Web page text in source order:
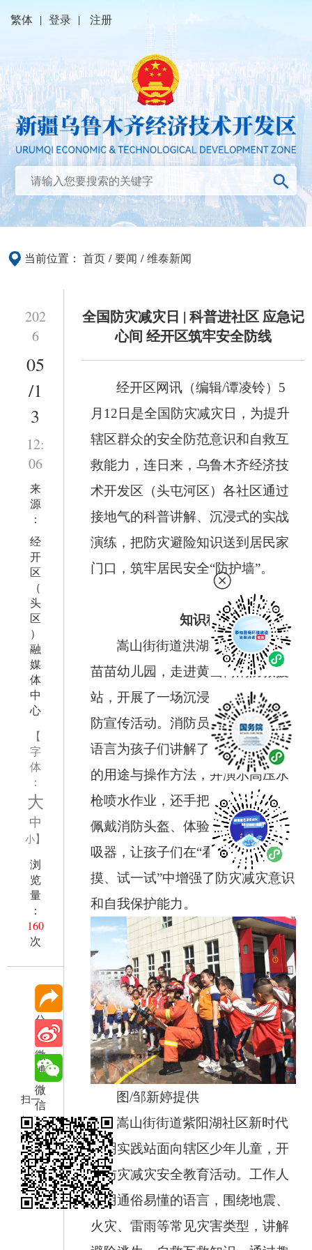
繁体 | 登录 | 注册
当前位置： 首页 /要闻 /维泰新闻
202
6
05
/1
3
12:
06
来
源
：
经
开
区
（
头
区
）
融
媒
体
中
心
【
字
体
：
大
中
小】
浏
览
量
：
160
次
分
享
微
博
微
信
扫一
扫在
手机
打开
当前
页
全国防灾减灾日 | 科普进社区 应急记
心间 经开区筑牢安全防线
经开区网讯（编辑/谭凌铃）5
月12日是全国防灾减灾日，为提升
辖区群众的安全防范意识和自救互
救能力，连日来，乌鲁木齐经济技
术开发区（头屯河区）各社区通过
接地气的科普讲解、沉浸式的实战
演练，把防灾避险知识送到居民家
门口，筑牢居民安全“防护墙”。
知识科普
嵩山街街道洪湖社区联合辖区
苗苗幼儿园，走进黄山街消防救援
站，开展了一场沉浸式防灾减灾消
防宣传活动。消防员用通俗易懂的
语言为孩子们讲解了各类消防装备
的用途与操作方法，并演示高压水
枪喷水作业，还手把手指导孩子们
佩戴消防头盔、体验正压式空气呼
吸器，让孩子们在“看一看、摸一
摸、试一试”中增强了防灾减灾意识
和自我保护能力。
图/邹新婷提供
嵩山街街道紫阳湖社区新时代
文明实践站面向辖区少年儿童，开
展防灾减灾安全教育活动。工作人
员用通俗易懂的语言，围绕地震、
火灾、雷雨等常见灾害类型，讲解